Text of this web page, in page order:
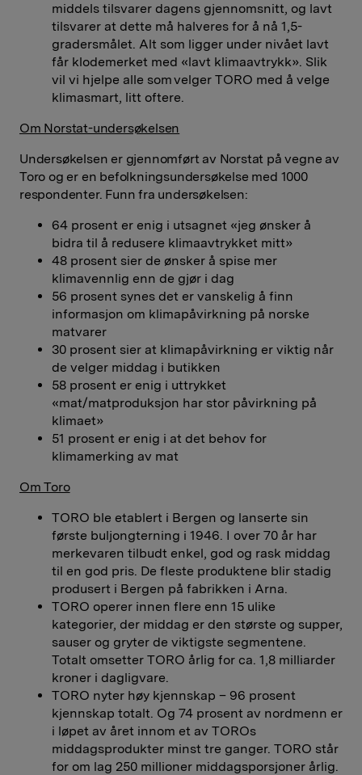
middels tilsvarer dagens gjennomsnitt, og lavt
tilsvarer at dette må halveres for å nå 1,5-
gradersmålet. Alt som ligger under nivået lavt
får klodemerket med «lavt klimaavtrykk». Slik
vil vi hjelpe alle som velger TORO med å velge
klimasmart, litt oftere.
Om Norstat-undersøkelsen
Undersøkelsen er gjennomført av Norstat på vegne av
Toro og er en befolkningsundersøkelse med 1000
respondenter. Funn fra undersøkelsen:
64 prosent er enig i utsagnet «jeg ønsker å
bidra til å redusere klimaavtrykket mitt»
48 prosent sier de ønsker å spise mer
klimavennlig enn de gjør i dag
56 prosent synes det er vanskelig å finn
informasjon om klimapåvirkning på norske
matvarer
30 prosent sier at klimapåvirkning er viktig når
de velger middag i butikken
58 prosent er enig i uttrykket
«mat/matproduksjon har stor påvirkning på
klimaet»
51 prosent er enig i at det behov for
klimamerking av mat
Om Toro
TORO ble etablert i Bergen og lanserte sin
første buljongterning i 1946. I over 70 år har
merkevaren tilbudt enkel, god og rask middag
til en god pris. De fleste produktene blir stadig
produsert i Bergen på fabrikken i Arna.
TORO operer innen flere enn 15 ulike
kategorier, der middag er den største og supper,
sauser og gryter de viktigste segmentene.
Totalt omsetter TORO årlig for ca. 1,8 milliarder
kroner i dagligvare.
TORO nyter høy kjennskap – 96 prosent
kjennskap totalt. Og 74 prosent av nordmenn er
i løpet av året innom et av TOROs
middagsprodukter minst tre ganger. TORO står
for om lag 250 millioner middagsporsjoner årlig.